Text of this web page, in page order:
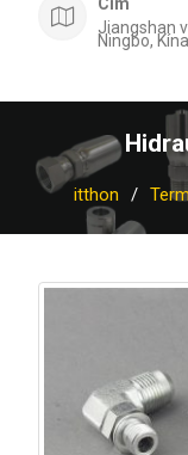
Jiangshan
Ningbo, Kína
itthon